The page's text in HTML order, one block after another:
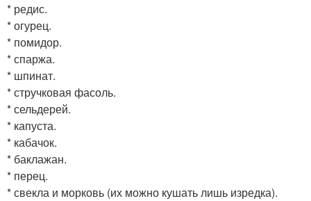
* редис.
* огурец.
* помидор.
* спаржа.
* шпинат.
* стручковая фасоль.
* сельдерей.
* капуста.
* кабачок.
* баклажан.
* перец.
* свекла и морковь (их можно кушать лишь изредка).